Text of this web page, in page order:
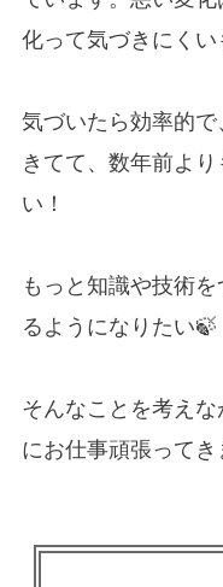
化って気づきにくい
気づいたら効率的
きてて、数年前よ
い！
もっと知識や技術
るようになりたい🍃
そんなことを考え
にお仕事頑張ってき